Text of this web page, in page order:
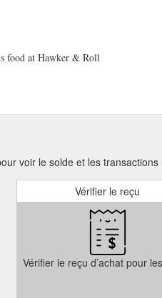
VOUCHERS. Order Online.
VOUCHERS ... LOYALTY
VOUCHERS. Order Online.
Bay. Hawker & Roll –
food at Hawker & Roll
voir le solde et les transactions
Vérifier le reçu
Vérifier le reçu d’achat pour